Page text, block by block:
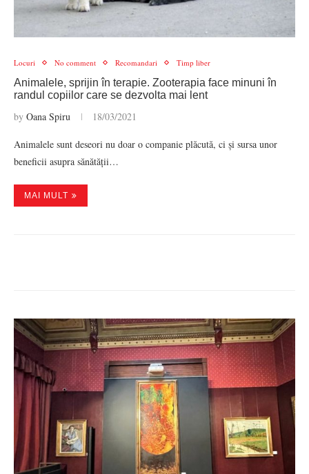
Locuri No comment Recomandari Timp liber
Animalele, sprijin în terapie. Zooterapia face minuni în
randul copiilor care se dezvolta mai lent
by Oana Spiru 18/03/2021
Animalele sunt deseori nu doar o companie plăcută, ci și sursa unor
beneficii asupra sănătății…
MAI MULT